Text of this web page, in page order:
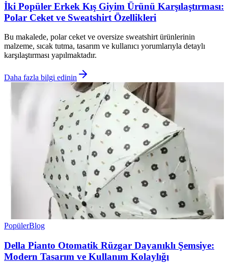
İki Popüler Erkek Kış Giyim Ürünü Karşılaştırması:
Polar Ceket ve Sweatshirt Özellikleri
Bu makalede, polar ceket ve oversize sweatshirt ürünlerinin
malzeme, sıcak tutma, tasarım ve kullanıcı yorumlarıyla detaylı
karşılaştırması yapılmaktadır.
Daha fazla bilgi edinin
PopülerBlog
Della Pianto Otomatik Rüzgar Dayanıklı Şemsiye:
Modern Tasarım ve Kullanım Kolaylığı